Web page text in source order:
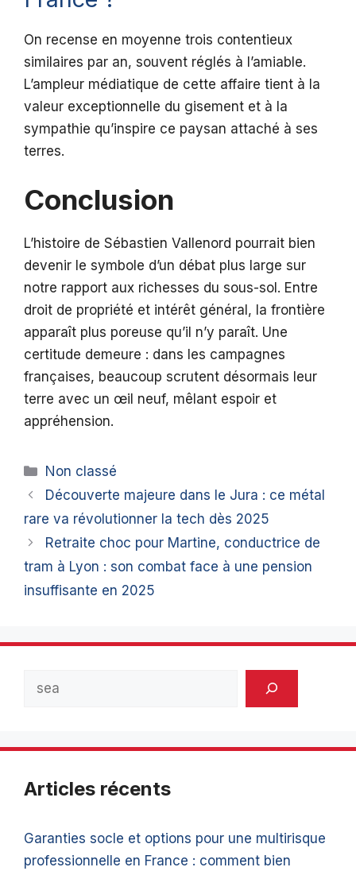
On recense en moyenne trois contentieux
similaires par an, souvent réglés à l’amiable.
L’ampleur médiatique de cette affaire tient à la
valeur exceptionnelle du gisement et à la
sympathie qu’inspire ce paysan attaché à ses
terres.
Conclusion
L’histoire de Sébastien Vallenord pourrait bien
devenir le symbole d’un débat plus large sur
notre rapport aux richesses du sous-sol. Entre
droit de propriété et intérêt général, la frontière
apparaît plus poreuse qu’il n’y paraît. Une
certitude demeure : dans les campagnes
françaises, beaucoup scrutent désormais leur
terre avec un œil neuf, mêlant espoir et
appréhension.
Catégories
Non classé
Découverte majeure dans le Jura : ce métal
rare va révolutionner la tech dès 2025
Retraite choc pour Martine, conductrice de
tram à Lyon : son combat face à une pension
insuffisante en 2025
Articles récents
Garanties socle et options pour une multirisque
professionnelle en France : comment bien